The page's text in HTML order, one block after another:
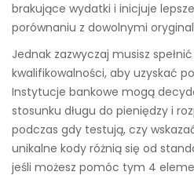
brakujące wydatki i inicjuje
porównaniu z dowolnymi
Jednak zazwyczaj musisz
kwalifikowalności, aby uzyskać
Instytucje bankowe mogą
stosunku długu do pieniędzy i
podczas gdy testują, czy
unikalne kody różnią się od
jeśli możesz pomóc tym 4